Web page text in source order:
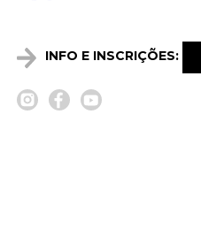
INFO E INSCRIÇÕES: